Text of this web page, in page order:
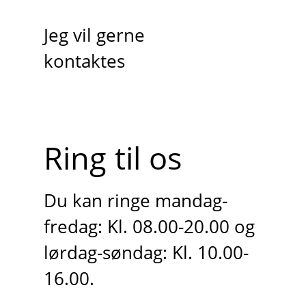
Jeg vil gerne
kontaktes
Ring til os
Du kan ringe mandag-
fredag: Kl. 08.00-20.00 og
lørdag-søndag: Kl. 10.00-
16.00.